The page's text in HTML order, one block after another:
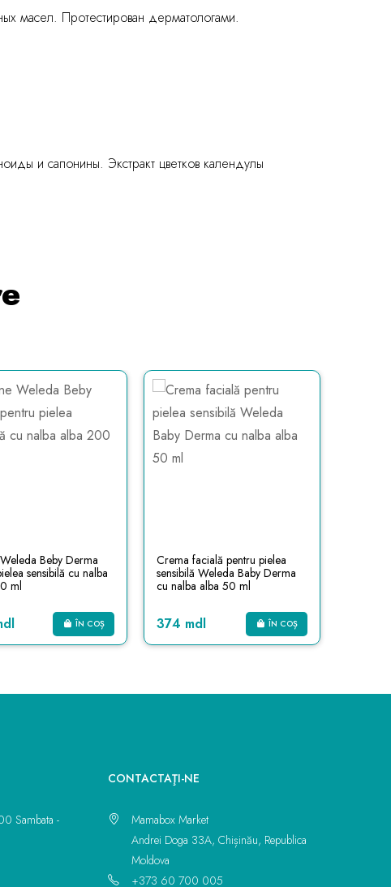
масел. Протестирован дерматологами.
и сапонины. Экстракт цветков календулы
Beby Derma
sensibilă cu nalba
ml
ÎN COȘ
Crema facială pentru pielea
sensibilă Weleda Baby Derma
cu nalba alba 50 ml
374 mdl ÎN COȘ
Sambata -
CONTACTAŢI-NE
Mamabox Market
Andrei Doga 33A, Chișinău, Republica
Moldova
+373 60 700 005